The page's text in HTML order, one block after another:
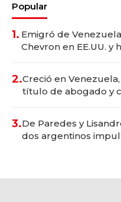
Popular
1. Emigró de
Chevron en EE.UU. y
2.Creció en
título de abogado y
3.De Paredes y
dos argentinos